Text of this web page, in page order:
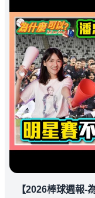
【2026棒球週報-